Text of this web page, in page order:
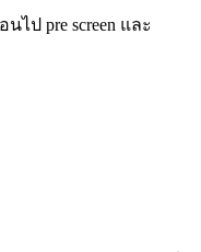
ป pre screen และ